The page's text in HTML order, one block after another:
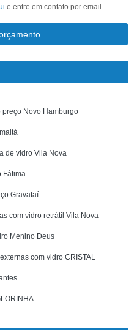
e entre em contato por email.
preço Novo Hamburgo
de vidro Vila Nova
Fátima
Gravataí
com vidro retrátil Vila Nova
Menino Deus
com vidro CRISTAL